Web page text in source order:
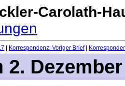
Carolath-
Korrespondenz: Voriger Brief|